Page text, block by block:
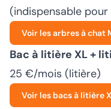
(indispensable
Voir les arbres à chat
Bac à litière XL +
25 €/mois (litière)
Voir les bacs à litière